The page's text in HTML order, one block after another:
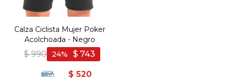
Calza Ciclista Mujer Poker
Acolchoada - Negro
$ 990 $ 743
24
$ 520